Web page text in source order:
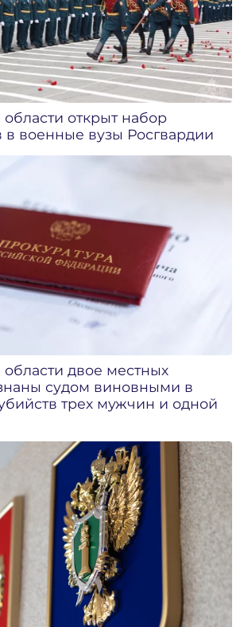
открыт набор
в военные вузы Росгвардии
двое местных
судом виновными в
трех мужчин и одной